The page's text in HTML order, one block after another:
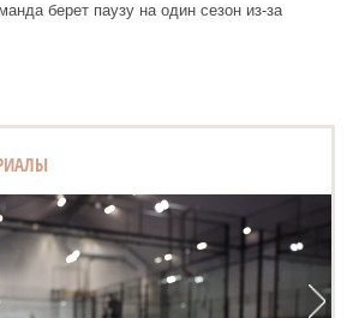
берет паузу на один сезон из-за